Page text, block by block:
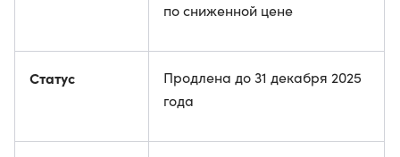
по сниженной цене
Статус
Продлена до 31 декабря 2025
года